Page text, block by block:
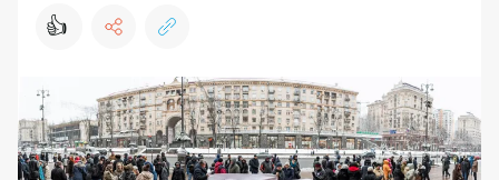
👍